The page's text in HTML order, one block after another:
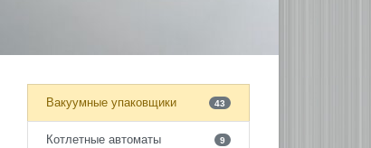
Вакуумные упаковщики 43
Котлетные автоматы 9